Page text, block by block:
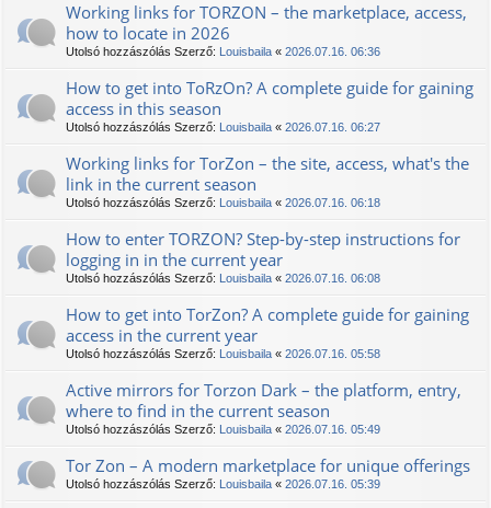
Working links for ТОRZON – the marketplace, access,
how to locate in 2026
Utolsó hozzászólás Szerző: Louisbaila « 2026.07.16. 06:36
How to get into TоRzOn? A complete guide for gaining
access in this season
Utolsó hozzászólás Szerző: Louisbaila « 2026.07.16. 06:27
Working links for TorZon – the site, access, what's the
link in the current season
Utolsó hozzászólás Szerző: Louisbaila « 2026.07.16. 06:18
How to enter ТОRZON? Step-by-step instructions for
logging in in the current year
Utolsó hozzászólás Szerző: Louisbaila « 2026.07.16. 06:08
How to get into TorZon? A complete guide for gaining
access in the current year
Utolsó hozzászólás Szerző: Louisbaila « 2026.07.16. 05:58
Active mirrors for Torzon Dark – the platform, entry,
where to find in the current season
Utolsó hozzászólás Szerző: Louisbaila « 2026.07.16. 05:49
Tor Zon – A modern marketplace for unique offerings
Utolsó hozzászólás Szerző: Louisbaila « 2026.07.16. 05:39